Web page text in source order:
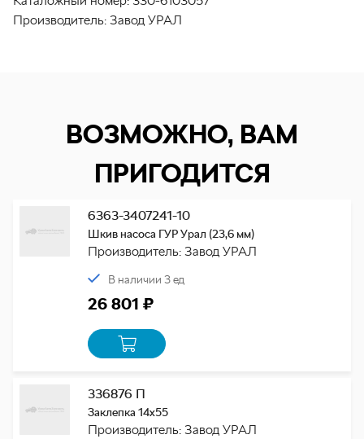
Производитель: Завод УРАЛ
ВОЗМОЖНО, ВАМ
ПРИГОДИТСЯ
6363-3407241-10
Шкив насоса ГУР Урал (23,6 мм)
Производитель: Завод УРАЛ
В наличии 3 ед
26 801 ₽
336876 П
Заклепка 14х55
Производитель: Завод УРАЛ